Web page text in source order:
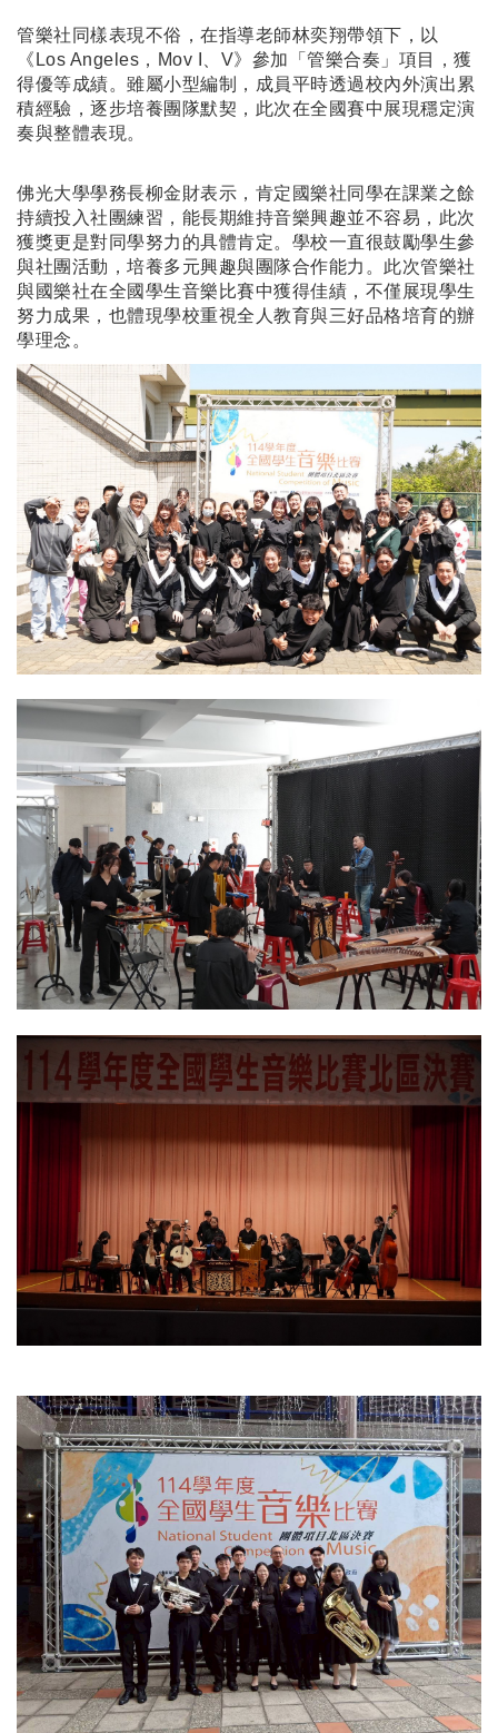
管樂社同樣表現不俗，在指導老師林奕翔帶領下，以
《Los Angeles，Mov I、V》參加「管樂合奏」項目，獲
得優等成績。雖屬小型編制，成員平時透過校內外演出累
積經驗，逐步培養團隊默契，此次在全國賽中展現穩定演
奏與整體表現。
佛光大學學務長柳金財表示，肯定國樂社同學在課業之餘
持續投入社團練習，能長期維持音樂興趣並不容易，此次
獲獎更是對同學努力的具體肯定。學校一直很鼓勵學生參
與社團活動，培養多元興趣與團隊合作能力。此次管樂社
與國樂社在全國學生音樂比賽中獲得佳績，不僅展現學生
努力成果，也體現學校重視全人教育與三好品格培育的辦
學理念。